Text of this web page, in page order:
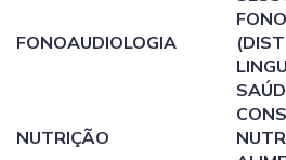
FONOAUDIOLOGIA
NUTRIÇÃO